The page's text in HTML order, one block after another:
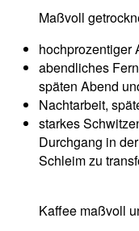
Maßvoll
hochprozentiger
abendliches
späten Abend
Nachtarbeit,
starkes
Durchgang in
Schleim zu
Kaffee maßvoll